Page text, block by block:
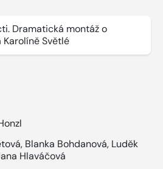
Dramatická montáž o
Světlé
, Blanka Bohdanová, Luděk
Hlaváčová